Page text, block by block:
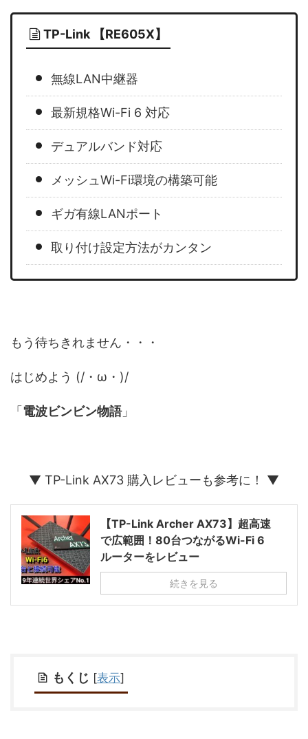
TP-Link 【RE605X】
無線LAN中継器
最新規格Wi-Fi 6 対応
デュアルバンド対応
メッシュWi-Fi環境の構築可能
ギガ有線LANポート
取り付け設定方法がカンタン
もう待ちきれません・・・
はじめよう (/・ω・)/
「 電波ビンビン物語」
▼ TP-Link AX73 購入レビューも参考に！ ▼
【TP-Link Archer AX73】超高速
で広範囲！80台つながるWi-Fi 6
ルーターをレビュー
続きを見る
もくじ [表示]